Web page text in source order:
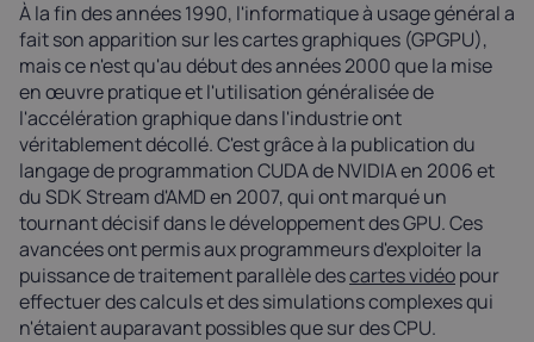
À la fin des années 1990, l'informatique à usage général a
fait son apparition sur les cartes graphiques (GPGPU),
mais ce n'est qu'au début des années 2000 que la mise
en œuvre pratique et l'utilisation généralisée de
l'accélération graphique dans l'industrie ont
véritablement décollé. C'est grâce à la publication du
langage de programmation CUDA de NVIDIA en 2006 et
du SDK Stream d'AMD en 2007, qui ont marqué un
tournant décisif dans le développement des GPU. Ces
avancées ont permis aux programmeurs d'exploiter la
puissance de traitement parallèle descartes vidéopour
effectuer des calculs et des simulations complexes qui
n'étaient auparavant possibles que sur des CPU.